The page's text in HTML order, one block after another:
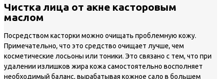
Чистка лица от акне касторовым
маслом
Посредством касторки можно очищать проблемную кожу.
Примечательно, что это средство очищает лучше, чем
косметические лосьоны или тоники. Это связано с тем, что при
удалении излишков жира кожа самостоятельно восполняет
необходимый баланс, вырабатывая кожное сало в большем